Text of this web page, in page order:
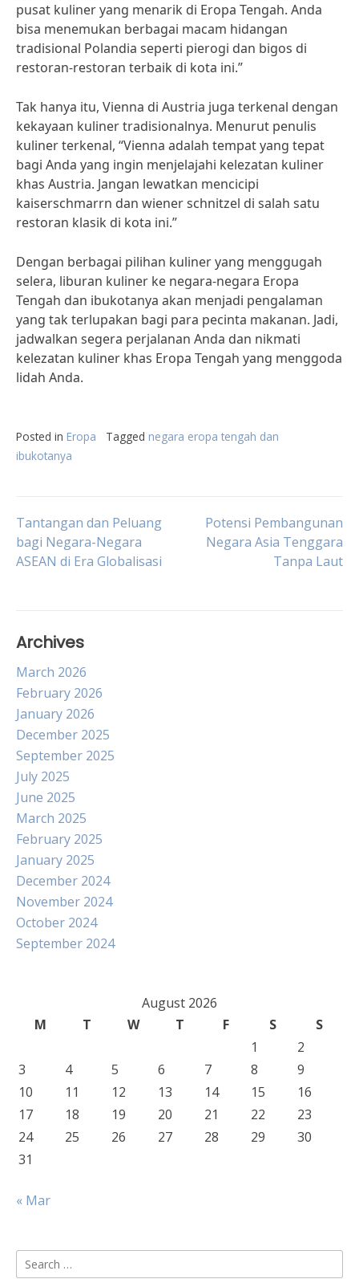
pusat kuliner yang menarik di Eropa Tengah. Anda
bisa menemukan berbagai macam hidangan
tradisional Polandia seperti pierogi dan bigos di
restoran-restoran terbaik di kota ini.”
Tak hanya itu, Vienna di Austria juga terkenal dengan
kekayaan kuliner tradisionalnya. Menurut penulis
kuliner terkenal, “Vienna adalah tempat yang tepat
bagi Anda yang ingin menjelajahi kelezatan kuliner
khas Austria. Jangan lewatkan mencicipi
kaiserschmarrn dan wiener schnitzel di salah satu
restoran klasik di kota ini.”
Dengan berbagai pilihan kuliner yang menggugah
selera, liburan kuliner ke negara-negara Eropa
Tengah dan ibukotanya akan menjadi pengalaman
yang tak terlupakan bagi para pecinta makanan. Jadi,
jadwalkan segera perjalanan Anda dan nikmati
kelezatan kuliner khas Eropa Tengah yang menggoda
lidah Anda.
Posted in Eropa Tagged negara eropa tengah dan
ibukotanya
Post
navigation
Tantangan dan Peluang
bagi Negara-Negara
ASEAN di Era Globalisasi
Potensi Pembangunan
Negara Asia Tenggara
Tanpa Laut
Archives
March 2026
February 2026
January 2026
December 2025
September 2025
July 2025
June 2025
March 2025
February 2025
January 2025
December 2024
November 2024
October 2024
September 2024
August 2026
M
T W T F S
S
1
2
3
4 5 6 7 8
9
10
11 12 13 14 15
16
17
18 19 20 21 22
23
24
25 26 27 28 29
30
31
« Mar
Search